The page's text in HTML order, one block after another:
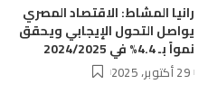
رانيا المشاط: الاقتصاد المصري
يواصل التحول الإيجابي ويحقق
نمواً بـ 4.4% في 2024/2025
29 أكتوبر، 2025